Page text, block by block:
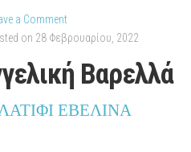
a Comment
on 28 Φεβρουαρίου, 2022
Βαρελλά
ΛΑΤΙΦΙ ΕΒΕΛΙΝΑ